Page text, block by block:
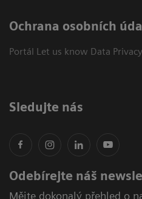
Ochrana osobních
Portál Let us know Data Privacy
Sledujte nás
Odebírejte náš
Mějte dokonalý přehled o